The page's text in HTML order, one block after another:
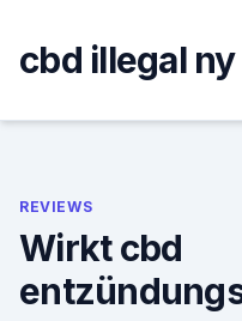
content
cbd illegal ny
REVIEWS
Wirkt cbd